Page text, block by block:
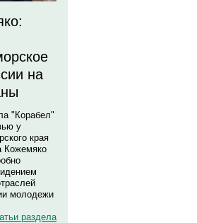
на
"Корабел"
у
края
Кожемяко
молодежи
раздела